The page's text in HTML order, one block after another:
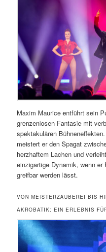
Maxim Maurice entführt sein
grenzenlosen Fantasie mit
spektakulären
meistert er den Spagat
herzhaftem Lachen und
einzigartige Dynamik, wenn er
greifbar werden lässt.
VON MEISTERZAUBEREI BIS
AKROBATIK: EIN ERLEBNIS